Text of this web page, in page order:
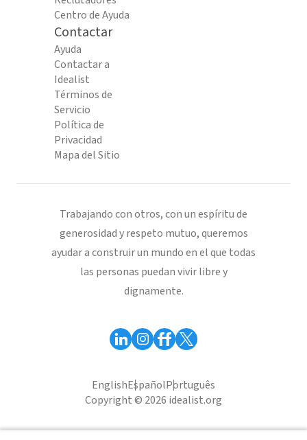
Centro de Ayuda
Contactar
Ayuda
Contactar a
Idealist
Términos de
Servicio
Política de
Privacidad
Mapa del Sitio
Trabajando con otros, con un espíritu de
generosidad y respeto mutuo, queremos
ayudar a construir un mundo en el que todas
las personas puedan vivir libre y
dignamente.
EnglishEspañolPortuguês
Copyright © 2026 idealist.org